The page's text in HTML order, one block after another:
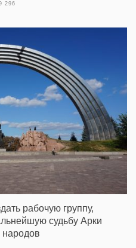
296
рабочую группу,
судьбу Арки